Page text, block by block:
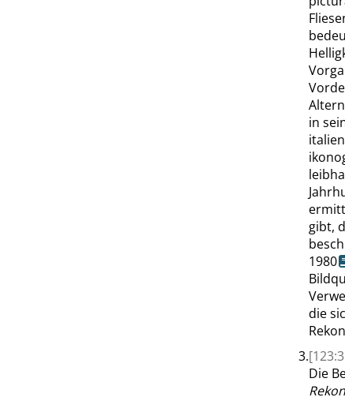
in
gibt,
1980
die
3.
Die